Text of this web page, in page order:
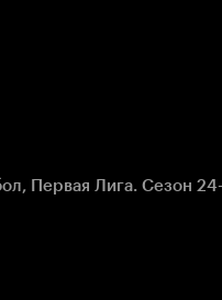
Первая Лига. Сезон